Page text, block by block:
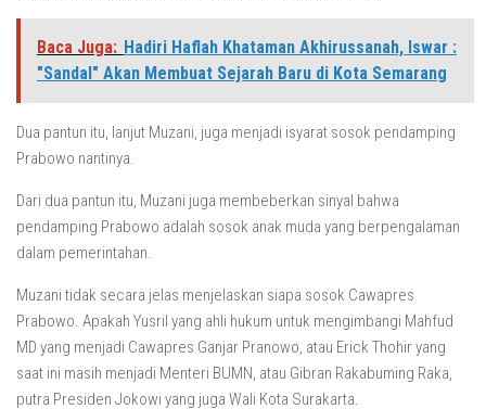
Baca Juga: Hadiri Haflah Khataman Akhirussanah, Iswar :
"Sandal" Akan Membuat Sejarah Baru di Kota Semarang
Dua pantun itu, lanjut Muzani, juga menjadi isyarat sosok pendamping
Prabowo nantinya.
Dari dua pantun itu, Muzani juga membeberkan sinyal bahwa
pendamping Prabowo adalah sosok anak muda yang berpengalaman
dalam pemerintahan.
Muzani tidak secara jelas menjelaskan siapa sosok Cawapres
Prabowo. Apakah Yusril yang ahli hukum untuk mengimbangi Mahfud
MD yang menjadi Cawapres Ganjar Pranowo, atau Erick Thohir yang
saat ini masih menjadi Menteri BUMN, atau Gibran Rakabuming Raka,
putra Presiden Jokowi yang juga Wali Kota Surakarta.